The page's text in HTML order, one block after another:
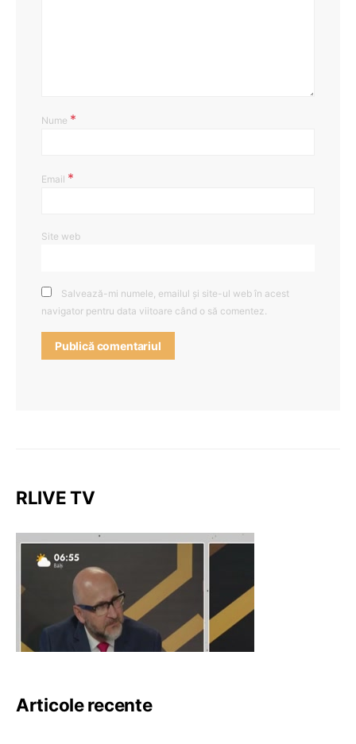
Nume *
Email *
Site web
Salvează-mi numele, emailul și site-ul web în acest
navigator pentru data viitoare când o să comentez.
RLIVE TV
Articole recente